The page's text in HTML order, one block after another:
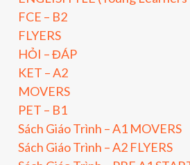
FCE – B2
FLYERS
HỎI – ĐÁP
KET – A2
MOVERS
PET – B1
Sách Giáo Trình – A1 MOVERS
Sách Giáo Trình – A2 FLYERS